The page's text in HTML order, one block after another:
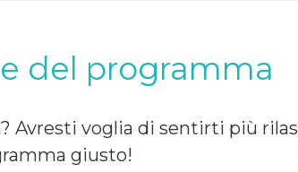
del programma
Avresti voglia di sentirti più
giusto!